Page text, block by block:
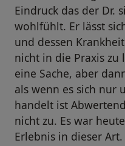
Eindruck das der Dr.
wohlfühlt. Er lässt
und dessen
nicht in die Praxis zu
eine Sache, aber
als wenn es sich nur
handelt ist
nicht zu. Es war
Erlebnis in dieser